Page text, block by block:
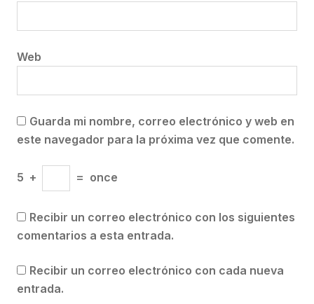
Web
Guarda mi nombre, correo electrónico y web en
este navegador para la próxima vez que comente.
5 + = once
Recibir un correo electrónico con los siguientes
comentarios a esta entrada.
Recibir un correo electrónico con cada nueva
entrada.